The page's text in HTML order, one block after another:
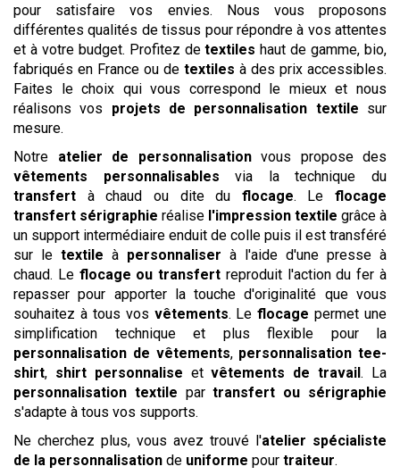
pour satisfaire vos envies. Nous vous proposons
différentes qualités de tissus pour répondre à vos attentes
et à votre budget. Profitez detextiles haut de gamme, bio,
fabriqués en France ou de textiles à des prix accessibles.
Faites le choix qui vous correspond le mieux et nous
réalisons vos projets de personnalisation textile sur
mesure.
Notre atelier de personnalisationvous propose des
vêtements
personnalisablesvia la technique du
transfert à chaud ou dite du flocage. Le flocage
transfert sérigraphie réalise l'impression textile grâce à
un support intermédiaire enduit de colle puis il est transféré
sur le textile à personnaliser à l'aide d'une presse à
chaud. Le flocage ou transfert reproduit l'action du fer à
repasser pour apporter la touche d'originalité que vous
souhaitez à tous vos vêtements. Leflocage permet une
simplification technique et plus flexible pour la
personnalisation de vêtements, personnalisation tee-
shirt, shirt personnalise etvêtements de travail. La
personnalisation textile partransfert ou sérigraphie
s'adapte à tous vos supports.
Ne cherchez plus, vous avez trouvé l'atelier spécialiste
de la personnalisation de uniforme pour traiteur.